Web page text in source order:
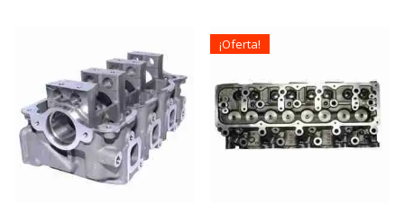
$619.990.
$499.990.¡Oferta!